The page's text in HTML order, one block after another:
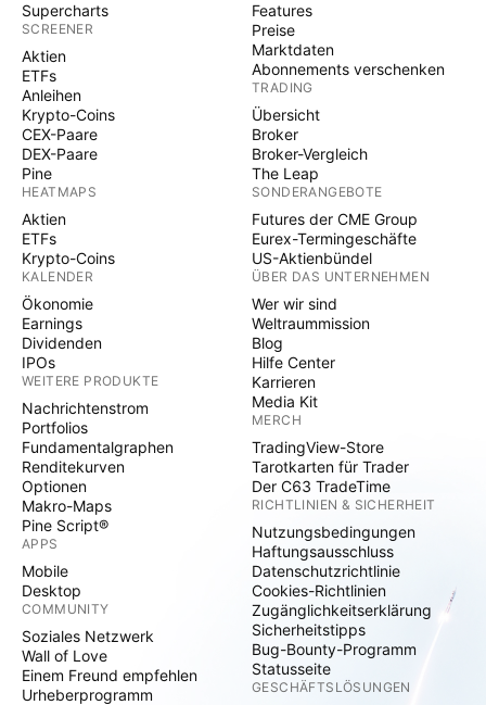
Supercharts
SCREENER
Aktien
ETFs
Anleihen
Krypto-Coins
CEX-Paare
DEX-Paare
Pine
HEATMAPS
Aktien
ETFs
Krypto-Coins
KALENDER
Ökonomie
Earnings
Dividenden
IPOs
WEITERE PRODUKTE
Nachrichtenstrom
Portfolios
Fundamentalgraphen
Renditekurven
Optionen
Makro-Maps
Pine Script®
APPS
Mobile
Desktop
COMMUNITY
Soziales Netzwerk
Wall of Love
Einem Freund empfehlen
Urheberprogramm
Features
Preise
Marktdaten
Abonnements verschenken
TRADING
Übersicht
Broker
Broker-Vergleich
The Leap
SONDERANGEBOTE
Futures der CME Group
Eurex-Termingeschäfte
US-Aktienbündel
ÜBER DAS UNTERNEHMEN
Wer wir sind
Weltraummission
Blog
Hilfe Center
Karrieren
Media Kit
MERCH
TradingView-Store
Tarotkarten für Trader
Der C63 TradeTime
RICHTLINIEN & SICHERHEIT
Nutzungsbedingungen
Haftungsausschluss
Datenschutzrichtlinie
Cookies-Richtlinien
Zugänglichkeitserklärung
Sicherheitstipps
Bug-Bounty-Programm
Statusseite
GESCHÄFTSLÖSUNGEN